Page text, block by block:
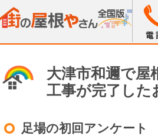
大津市和邇で屋
工事が完了した
足場の初回アンケート